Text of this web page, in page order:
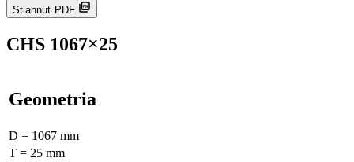
Stiahnuť PDF
CHS 1067×25
Geometria
D = 1067 mm
T = 25 mm